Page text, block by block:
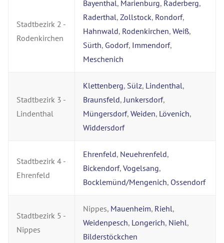
Stadtbezirk 2 -
Rodenkirchen
Bayenthal, Marienburg, Raderberg,
Raderthal, Zollstock, Rondorf,
Hahnwald, Rodenkirchen, Weiß,
Sürth, Godorf, Immendorf,
Meschenich
Stadtbezirk 3 -
Lindenthal
Klettenberg, Sülz, Lindenthal,
Braunsfeld,Junkersdorf,
Müngersdorf, Weiden, Lövenich,
Widdersdorf
Stadtbezirk 4 -
Ehrenfeld
Ehrenfeld, Neuehrenfeld,
Bickendorf, Vogelsang,
Bocklemünd/Mengenich, Ossendorf
Stadtbezirk 5 -
Nippes
Nippes, Mauenheim, Riehl,
Weidenpesch, Longerich, Niehl,
Bilderstöckchen